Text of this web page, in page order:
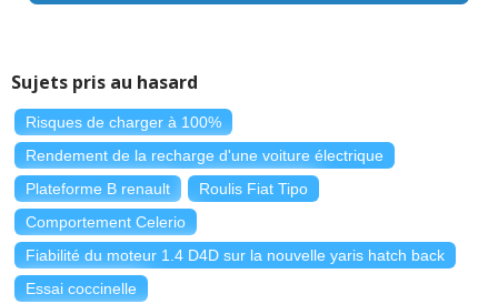
Sujets pris au hasard
Risques de charger à 100%
Rendement de la recharge d'une voiture électrique
Plateforme B renault
Roulis Fiat Tipo
Comportement Celerio
Fiabilité du moteur 1.4 D4D sur la nouvelle yaris hatch back
Essai coccinelle